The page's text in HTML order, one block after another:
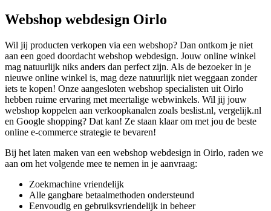
Webshop webdesign Oirlo
Wil jij producten verkopen via een webshop? Dan ontkom je niet
aan een goed doordacht webshop webdesign. Jouw online winkel
mag natuurlijk niks anders dan perfect zijn. Als de bezoeker in je
nieuwe online winkel is, mag deze natuurlijk niet weggaan zonder
iets te kopen! Onze aangesloten webshop specialisten uit Oirlo
hebben ruime ervaring met meertalige webwinkels. Wil jij jouw
webshop koppelen aan verkoopkanalen zoals beslist.nl, vergelijk.nl
en Google shopping? Dat kan! Ze staan klaar om met jou de beste
online e-commerce strategie te bevaren!
Bij het laten maken van een webshop webdesign in Oirlo, raden we
aan om het volgende mee te nemen in je aanvraag:
Zoekmachine vriendelijk
Alle gangbare betaalmethoden ondersteund
Eenvoudig en gebruiksvriendelijk in beheer